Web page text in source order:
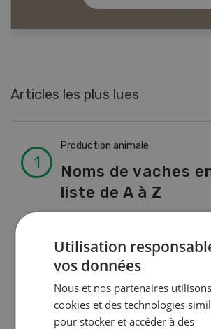
Articles les plus lues
Production animale
Noms de vaches
liste de A à Z
Production animale
L’aide du
faire en cas de
chez les chèvres
Utilisation
vos données
Nous et nos partenaires
cookies et des technologies
pour stocker et accéder à des